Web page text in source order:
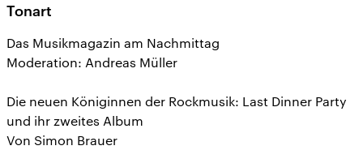
Tonart
Das Musikmagazin am Nachmittag
Moderation: Andreas Müller
Die neuen Königinnen der Rockmusik: Last Dinner Party
und ihr zweites Album
Von Simon Brauer